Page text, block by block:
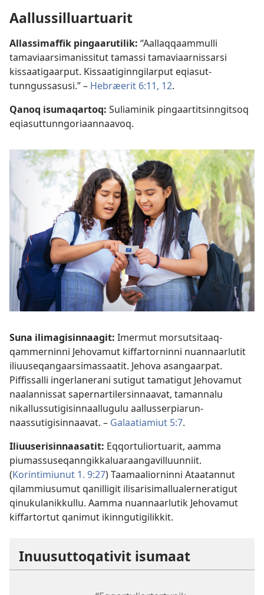
Aallussil­luartuarit
Allassimaffik pingaarutilik: “Aallaqqaammulli
tamaviaarsimanissitut tamassi tamaviaar­nissarsi
kissaatigaarput. Kissaatigin­ngilarput eqiasut­
tunngussasusi.” – Hebræerit 6:11, 12.
Qanoq isumaqartoq: Suliaminik pingaar­titsinngitsoq
eqiasut­tunngoriaannaavoq.
Suna ilimagisinnaagit: Imermut morsutsitaaq­
qammerninni Jehovamut kiffartorninni nuannaarlutit
iliuuseqangaarsimassaatit. Jehova asangaarpat.
Piffissalli ingerlanerani sutigut tamatigut Jehovamut
naalannissat sapernar­tilersinnaavat, tamannalu
nikallus­sutigisin­naallugulu aallusserpiarun­
naassutigisinnaavat. – Galaatiamiut 5:7.
Iliuuserisin­naasatit: Eqqortuliortuarit, aamma
piumassuseqan­ngikkaluaraangavil­luunniit.
(Korintimiunut 1. 9:27) Taamaaliorninni Ataatannut
qilammiusumut qanilligit ilisarisimal­lualerneratigut
qinukulanikkullu. Aamma nuannaarlutik Jehovamut
kiffartortut qanimut ikinngutigilikkit.
Inuusut­toqativit isumaat